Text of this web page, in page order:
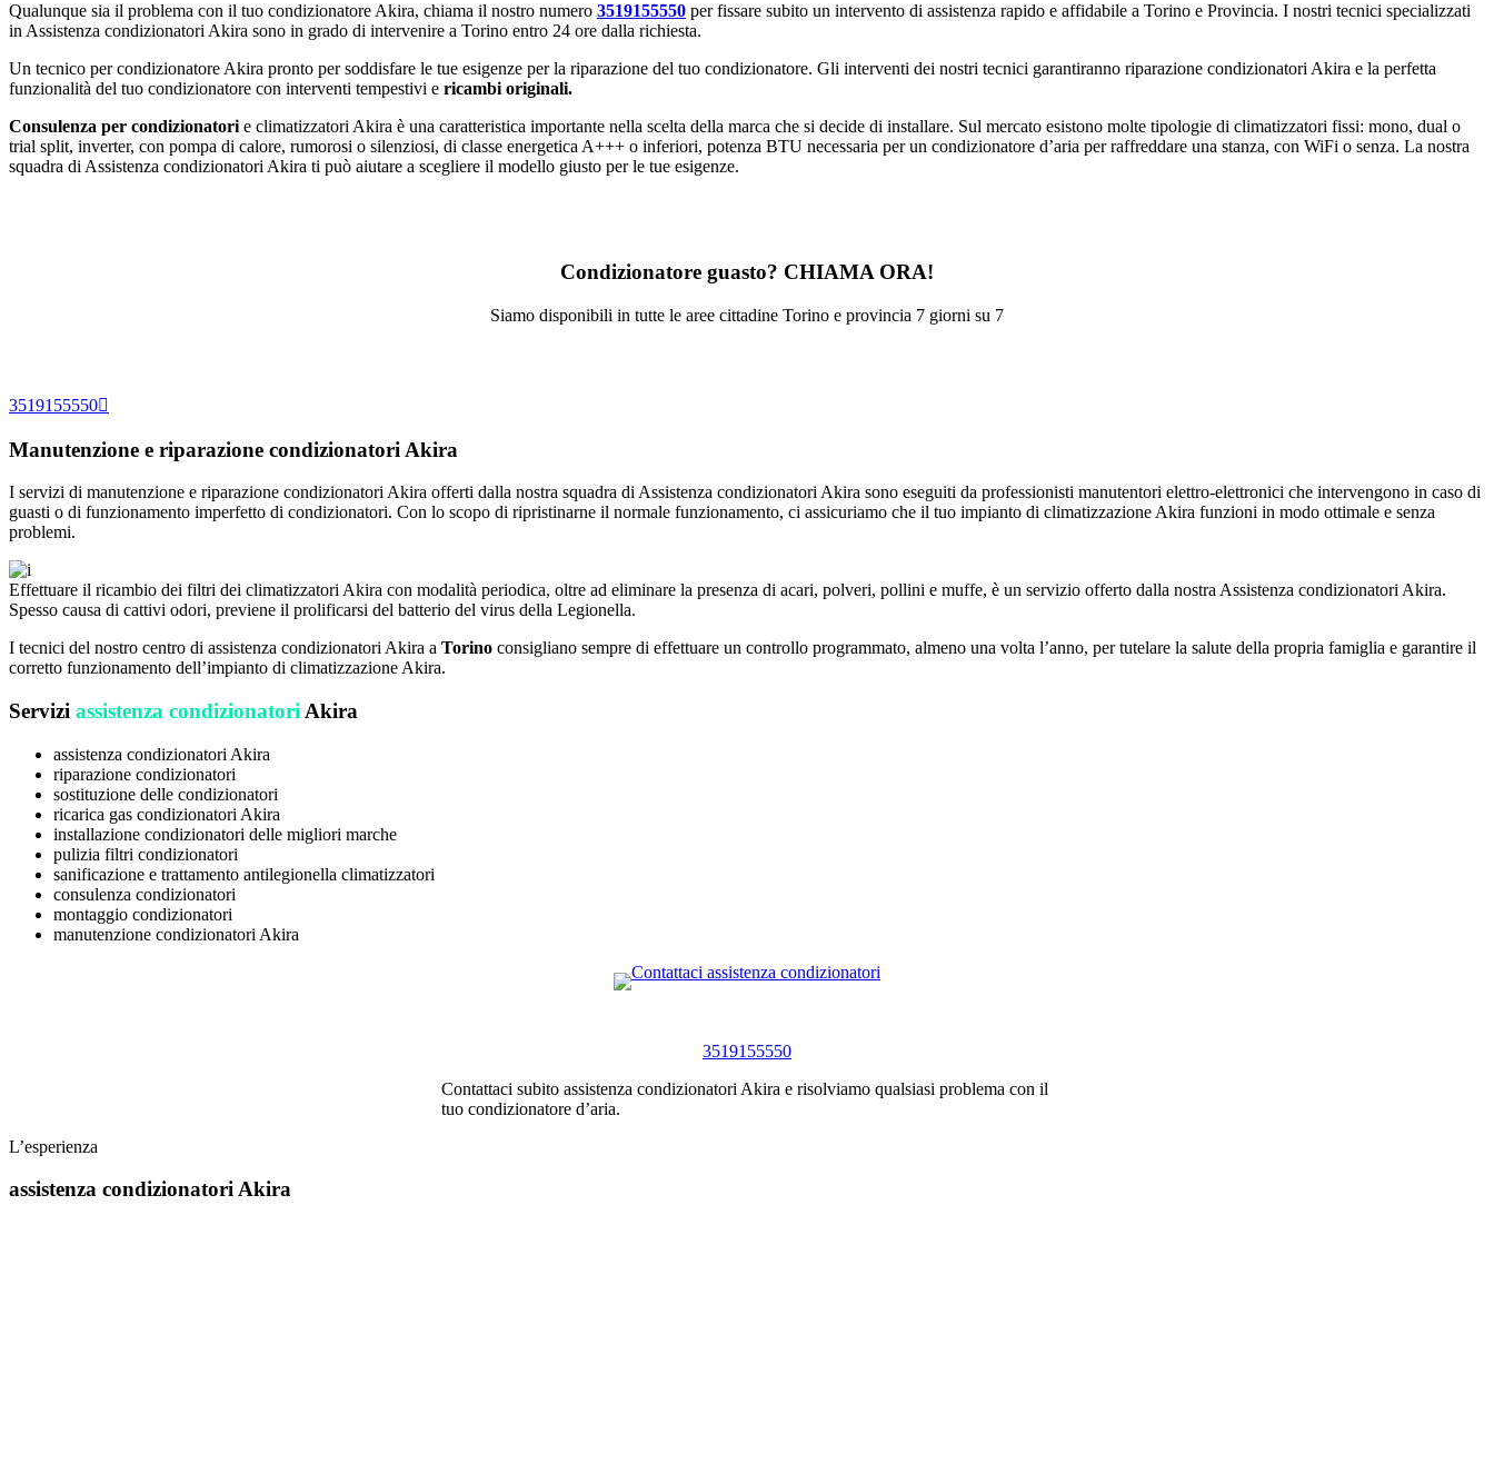
Qualunque sia il problema con il tuo condizionatore Akira, chiama il nostro numero 3519155550 per fissare subito un intervento di assistenza rapido e affidabile a Torino e Provincia. I nostri tecnici specializzati
in Assistenza condizionatori Akira sono in grado di intervenire a Torino entro 24 ore dalla richiesta.
Un tecnico per condizionatore Akira pronto per soddisfare le tue esigenze per la riparazione del tuo condizionatore. Gli interventi dei nostri tecnici garantiranno riparazione condizionatori Akira e la perfetta
funzionalità del tuo condizionatore con interventi tempestivi e ricambi originali.
Consulenza per condizionatorie climatizzatori Akira è una caratteristica importante nella scelta della marca che si decide di installare. Sul mercato esistono molte tipologie di climatizzatori fissi: mono, dual o
trial split, inverter, con pompa di calore, rumorosi o silenziosi, di classe energetica A+++ o inferiori, potenza BTU necessaria per un condizionatore d’aria per raffreddare una stanza, con WiFi o senza. La nostra
squadra di Assistenza condizionatori Akira ti può aiutare a scegliere il modello giusto per le tue esigenze.
Condizionatore guasto? CHIAMA ORA!
Siamo disponibili in tutte le aree cittadine Torino e provincia 7 giorni su 7
3519155550
Manutenzione e riparazione condizionatori Akira
I servizi di manutenzione e riparazione condizionatori Akira offerti dalla nostra squadra di Assistenza condizionatori Akira sono eseguiti da professionisti manutentori elettro-elettronici che intervengono in caso di
guasti o di funzionamento imperfetto di condizionatori. Con lo scopo di ripristinarne il normale funzionamento, ci assicuriamo che il tuo impianto di climatizzazione Akira funzioni in modo ottimale e senza
problemi.
Effettuare il ricambio dei filtri dei climatizzatori Akira con modalità periodica, oltre ad eliminare la presenza di acari, polveri, pollini e muffe, è un servizio offerto dalla nostra Assistenza condizionatori Akira.
Spesso causa di cattivi odori, previene il prolificarsi del batterio del virus della Legionella.
I tecnici del nostro centro di assistenza condizionatori Akira a Torino consigliano sempre di effettuare un controllo programmato, almeno una volta l’anno, per tutelare la salute della propria famiglia e garantire il
corretto funzionamento dell’impianto di climatizzazione Akira.
Servizi assistenza condizionatori Akira
assistenza condizionatori Akira
riparazione condizionatori
sostituzione delle condizionatori
ricarica gas condizionatori Akira
installazione condizionatori delle migliori marche
pulizia filtri condizionatori
sanificazione e trattamento antilegionella climatizzatori
consulenza condizionatori
montaggio condizionatori
manutenzione condizionatori Akira
3519155550
Contattaci subito assistenza condizionatori Akira e risolviamo qualsiasi problema con il
tuo condizionatore d’aria.
L’esperienza
assistenza condizionatori Akira